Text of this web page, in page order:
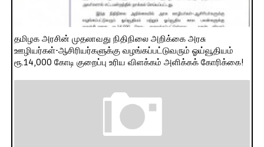
தமிழக அரசின் முதலாவது நிதிநிலை அறிக்கை அரசு
ஊழியர்கள்-ஆசிரியர்களுக்கு வழங்கப்பட்டுவரும் ஓய்வூதியம்
ரூ.14,000 கோடி குறைப்பு உரிய விளக்கம் அளிக்கக் கோரிக்கை!